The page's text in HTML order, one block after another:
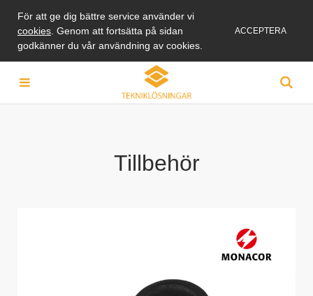
För att ge dig bättre service använder vi
cookies . Genom att fortsätta på sidan
godkänner du vår användning av cookies.
ACCEPTERA
Tillbehör